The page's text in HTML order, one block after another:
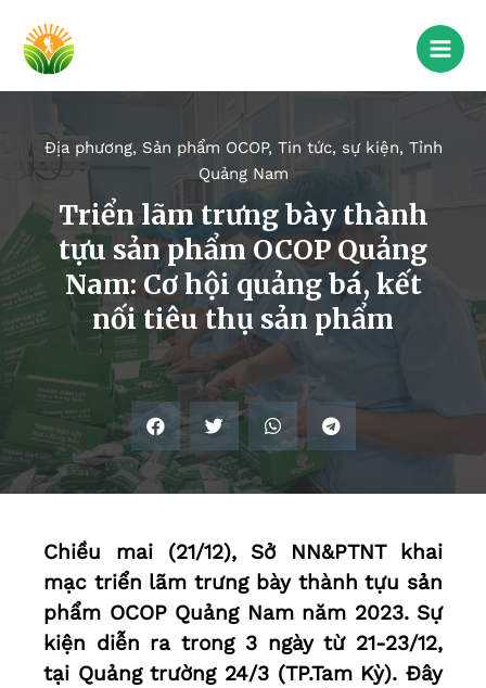
Địa phương, Sản phẩm OCOP, Tin tức, sự kiện, Tỉnh
Quảng Nam
Triển lãm trưng bày thành
tựu sản phẩm OCOP Quảng
Nam: Cơ hội quảng bá, kết
nối tiêu thụ sản phẩm
Chiều mai (21/12), Sở NN&PTNT khai
mạc triển lãm trưng bày thành tựu sản
phẩm OCOP Quảng Nam năm 2023. Sự
kiện diễn ra trong 3 ngày từ 21-23/12,
tại Quảng trường 24/3 (TP.Tam Kỳ). Đây